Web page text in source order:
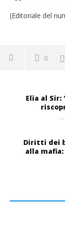
(Editoriale del
0
Elia al Sir:
Diritti dei
alla